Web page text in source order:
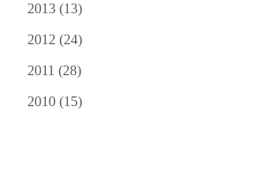
2013 (13)
2012 (24)
2011 (28)
2010 (15)